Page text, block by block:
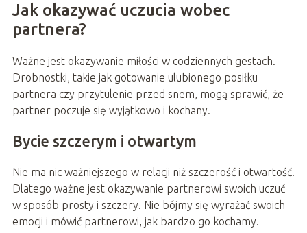
Jak okazywać uczucia wobec
partnera?
Ważne jest okazywanie miłości w codziennych gestach.
Drobnostki, takie jak gotowanie ulubionego posiłku
partnera czy przytulenie przed snem, mogą sprawić, że
partner poczuje się wyjątkowo i kochany.
Bycie szczerym i otwartym
Nie ma nic ważniejszego w relacji niż szczerość i otwartość.
Dlatego ważne jest okazywanie partnerowi swoich uczuć
w sposób prosty i szczery. Nie bójmy się wyrażać swoich
emocji i mówić partnerowi, jak bardzo go kochamy.